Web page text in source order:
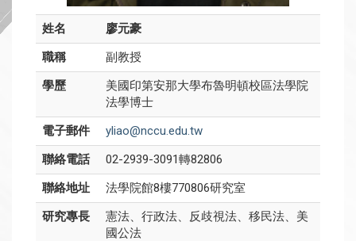
姓名
廖元豪
職稱
副教授
學歷
美國印第安那大學布魯明頓校區法學院
法學博士
電子郵件
yliao@nccu.edu.tw
聯絡電話
02-2939-3091轉82806
聯絡地址
法學院館8樓770806研究室
研究專長
憲法、行政法、反歧視法、移民法、美
國公法